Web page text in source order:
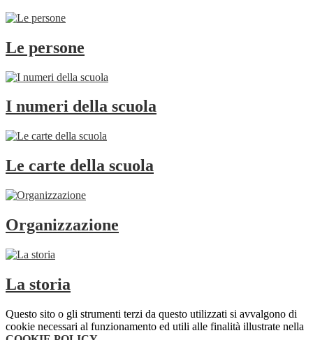
Le persone
I numeri della scuola
Le carte della scuola
Organizzazione
La storia
Questo sito o gli strumenti terzi da questo utilizzati si avvalgono di
cookie necessari al funzionamento ed utili alle finalità illustrate nella